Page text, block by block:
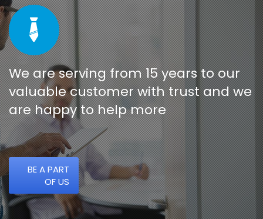
We are serving from 15 years to our
valuable customer with trust and we
are happy to help more
BE A PART
OF US